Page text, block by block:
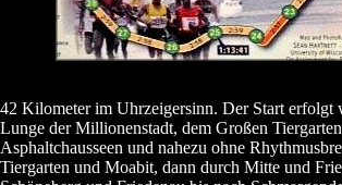
42 Kilometer im Uhrzeigersinn. Der Start erfolgt
Lunge der Millionenstadt, dem Großen
Asphaltchausseen und nahezu ohne
Tiergarten und Moabit, dann durch Mitte und